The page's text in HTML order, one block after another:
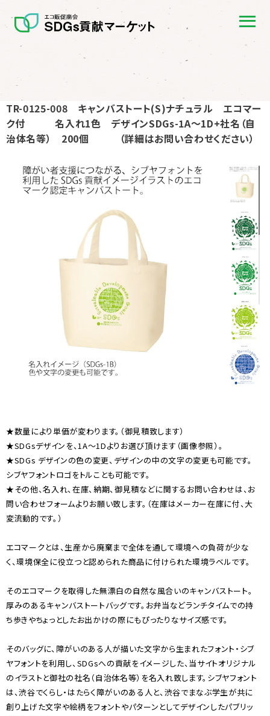
TR-0125-008 キャンバストート(S)ナチュラル エコマー
ク付 名入れ1色 デザインSDGs-1A〜1D+社名（自
治体名等） 200個 （詳細はお問い合わせください）
★数量により単価が変わります。（御見積致します）
★SDGsデザインを、1A〜1Dよりお選び頂けます（画像参照）。
★SDGs デザインの色の変更、デザインの中の文字の変更も可能です。
シブヤフォントロゴをトルことも可能です。
★その他、名入れ、在庫、納期、御見積などに関するお問い合わせは、お
問い合わせフォームよりお願い致します。（在庫はメーカー在庫に付、大
変流動的です。）
エコマークとは、生産から廃棄まで全体を通して環境への負荷が少な
く、環境保全に役立つと認められた商品に付けられた環境ラベルです。
そのエコマークを取得した無漂白の自然な風合いのキャンバストート。
厚みのあるキャンバストートバッグです。お弁当などランチタイムでの持
ち歩きやちょっとしたお出かけの際にもぴったりなサイズ感です。
そのバッグに、障がいのある人が描いた文字から生まれたフォント・シブ
ヤフォントを利用し、SDGsへの貢献をイメージした、当サイトオリジナル
のイラストと御社の社名（自治体名等）を名入れ致します。シブヤフォント
は、渋谷でくらし・はたらく障がいのある人と、渋谷でまなぶ学生が共に
創り上げた文字や絵柄をフォントやパターンとしてデザインしたパブリッ